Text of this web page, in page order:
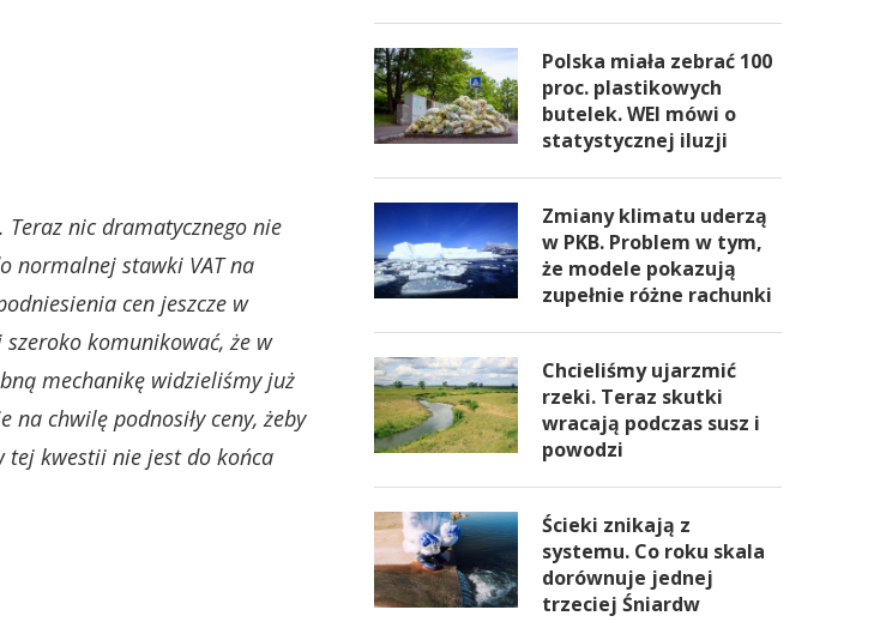
nic dramatycznego nie
normalnej stawki VAT na
cen jeszcze w
komunikować, że w
mechanikę widzieliśmy już
na chwilę podnosiły ceny, żeby
tej kwestii nie jest do końca
Polska miała zebrać 100
proc. plastikowych
butelek. WEI mówi o
statystycznej iluzji
Zmiany klimatu uderzą
w PKB. Problem w tym,
że modele pokazują
zupełnie różne rachunki
Chcieliśmy ujarzmić
rzeki. Teraz skutki
wracają podczas susz i
powodzi
Ścieki znikają z
systemu. Co roku skala
dorównuje jednej
trzeciej Śniardw